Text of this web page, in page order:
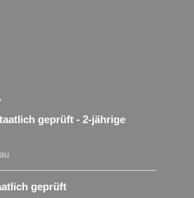
geprüft - 2-jährige
geprüft